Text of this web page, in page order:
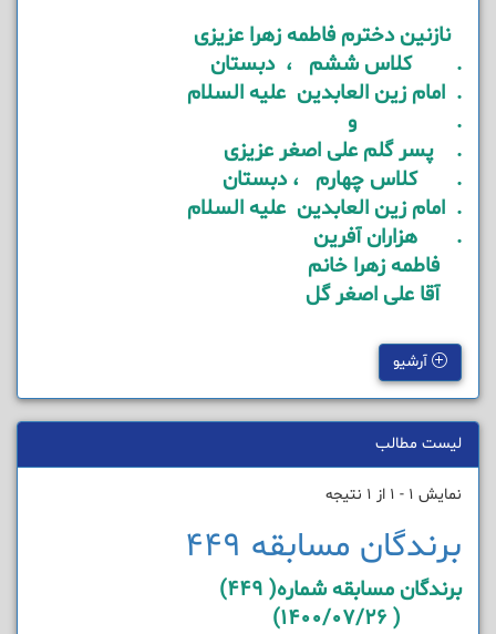
نازنین دخترم فاطمه زهرا عزیزی
. کلاس ششم ، دبستان
. امام زین العابدین علیه السلام
. و
. پسر گلم علی اصغر عزیزی
. کلاس چهارم ، دبستان
. امام زین العابدین علیه السلام
. هزاران آفرین
فاطمه زهرا خانم
آقا علی اصغر گل
آرشیو
لیست مطالب
نمایش 1 - 1 از 1 نتیجه
برندگان مسابقه 449
برندگان مسابقه شماره( 449)
( 1400/07/26)